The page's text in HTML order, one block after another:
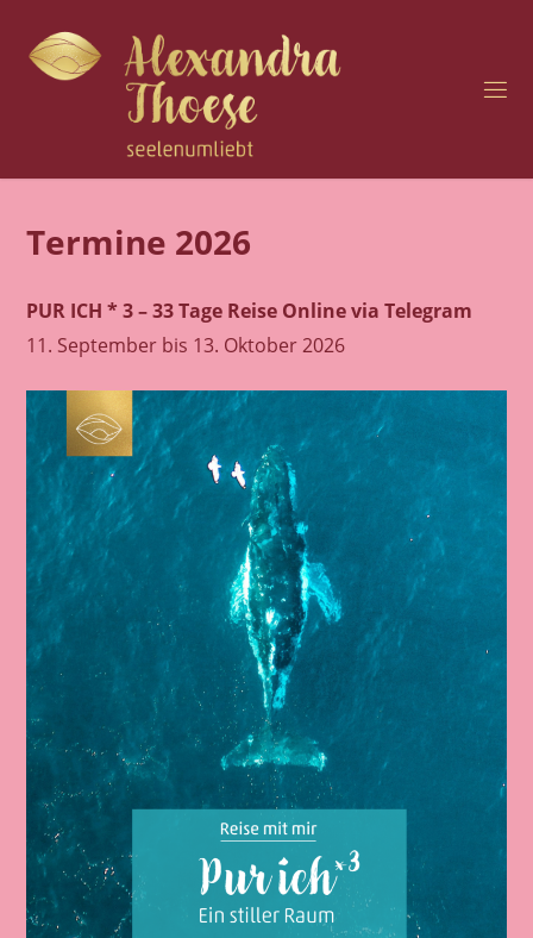
Inhalt
springen
IL I
TU
N D
E
L
E N
RA
U
M
Termine 2026
PUR ICH * 3 – 33 Tage Reise Online via Telegram
11. September bis 13. Oktober 2026